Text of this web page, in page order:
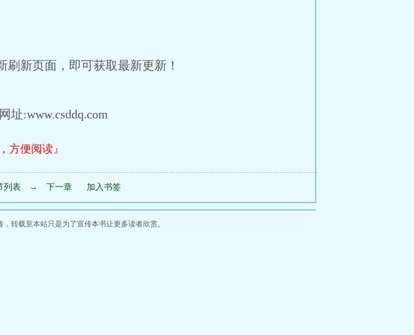
新页面，即可获取最新更新！
址:www.csddq.com
方便阅读』
列表 → 下一章 加入书签
转载至本站只是为了宣传本书让更多读者欣赏。